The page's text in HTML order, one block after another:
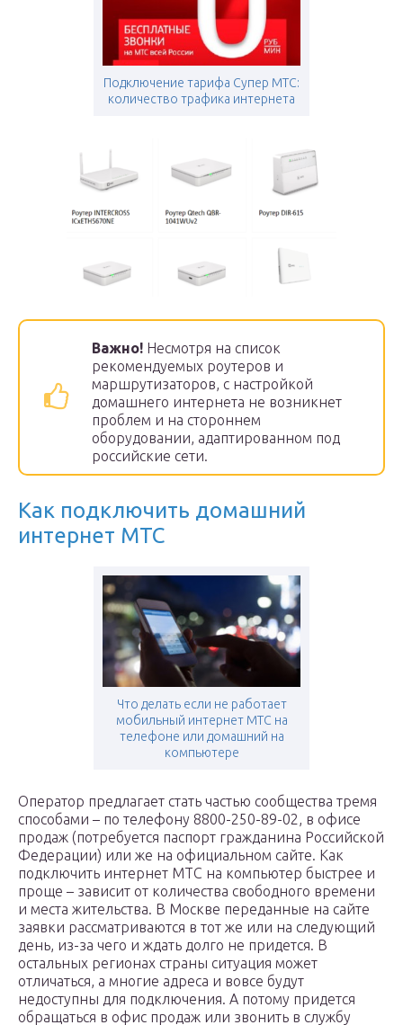
Подключение тарифа Супер МТС:
количество трафика интернета
Важно! Несмотря на список
рекомендуемых роутеров и
маршрутизаторов, с настройкой
домашнего интернета не возникнет
проблем и на стороннем
оборудовании, адаптированном под
российские сети.
Как подключить домашний
интернет МТС
Что делать если не работает
мобильный интернет МТС на
телефоне или домашний на
компьютере
Оператор предлагает стать частью сообщества тремя
способами – по телефону 8800-250-89-02, в офисе
продаж (потребуется паспорт гражданина Российской
Федерации) или же на официальном сайте. Как
подключить интернет МТС на компьютер быстрее и
проще – зависит от количества свободного времени
и места жительства. В Москве переданные на сайте
заявки рассматриваются в тот же или на следующий
день, из-за чего и ждать долго не придется. В
остальных регионах страны ситуация может
отличаться, а многие адреса и вовсе будут
недоступны для подключения. А потому придется
обращаться в офис продаж или звонить в службу